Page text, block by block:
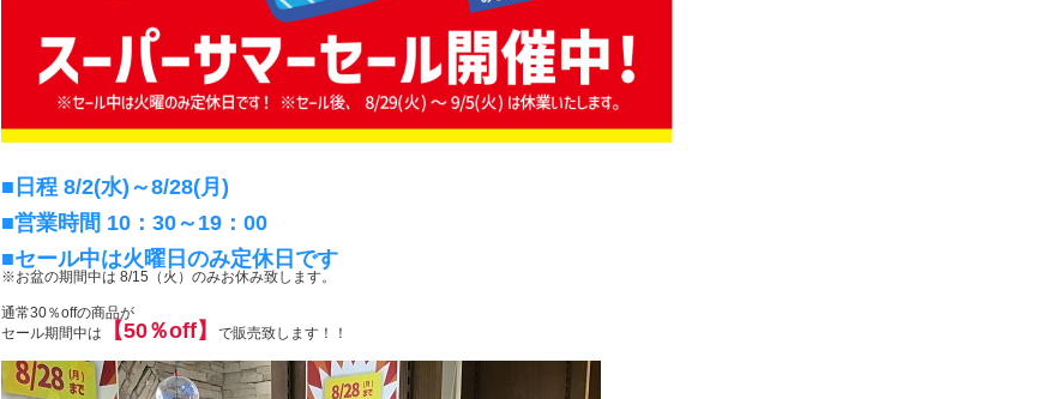
■日程 8/2(水)～8/28(月)
■営業時間 10：30～19：00
■セール中は火曜日のみ定休日です
※お盆の期間中は 8/15（火）のみお休み致します。
通常30％offの商品が
セール期間中は
【50％off】 で販売致します！！